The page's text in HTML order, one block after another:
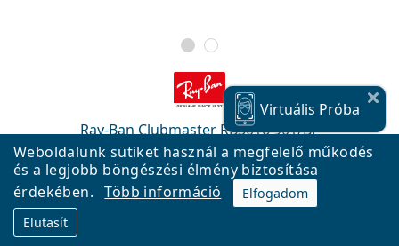
Weboldalunk sütiket használ a megfelelő működés
és a legjobb böngészési élmény biztosítása
érdekében.
Több információ
Elfogadom
Elutasít
Ray-Ban Clubmaster RB3016 901/BF
54 990 Ft
Ingyenes szállítás& keret raktáron
Virtuális Próba